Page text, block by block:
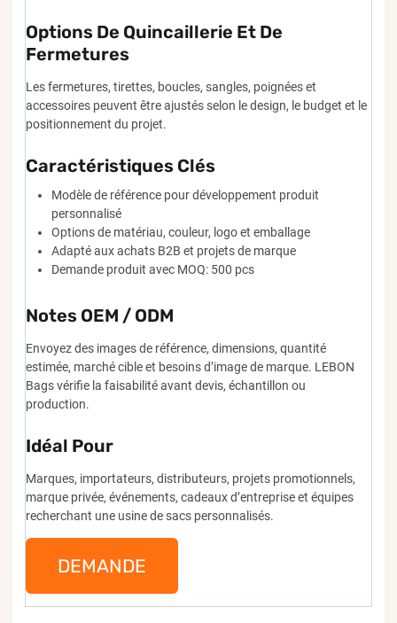
Options De Quincaillerie Et De
Fermetures
Les fermetures, tirettes, boucles, sangles, poignées et
accessoires peuvent être ajustés selon le design, le budget et le
positionnement du projet.
Caractéristiques Clés
Modèle de référence pour développement produit
personnalisé
Options de matériau, couleur, logo et emballage
Adapté aux achats B2B et projets de marque
Demande produit avec MOQ: 500 pcs
Notes OEM / ODM
Envoyez des images de référence, dimensions, quantité
estimée, marché cible et besoins d’image de marque. LEBON
Bags vérifie la faisabilité avant devis, échantillon ou
production.
Idéal Pour
Marques, importateurs, distributeurs, projets promotionnels,
marque privée, événements, cadeaux d’entreprise et équipes
recherchant une usine de sacs personnalisés.
DEMANDE